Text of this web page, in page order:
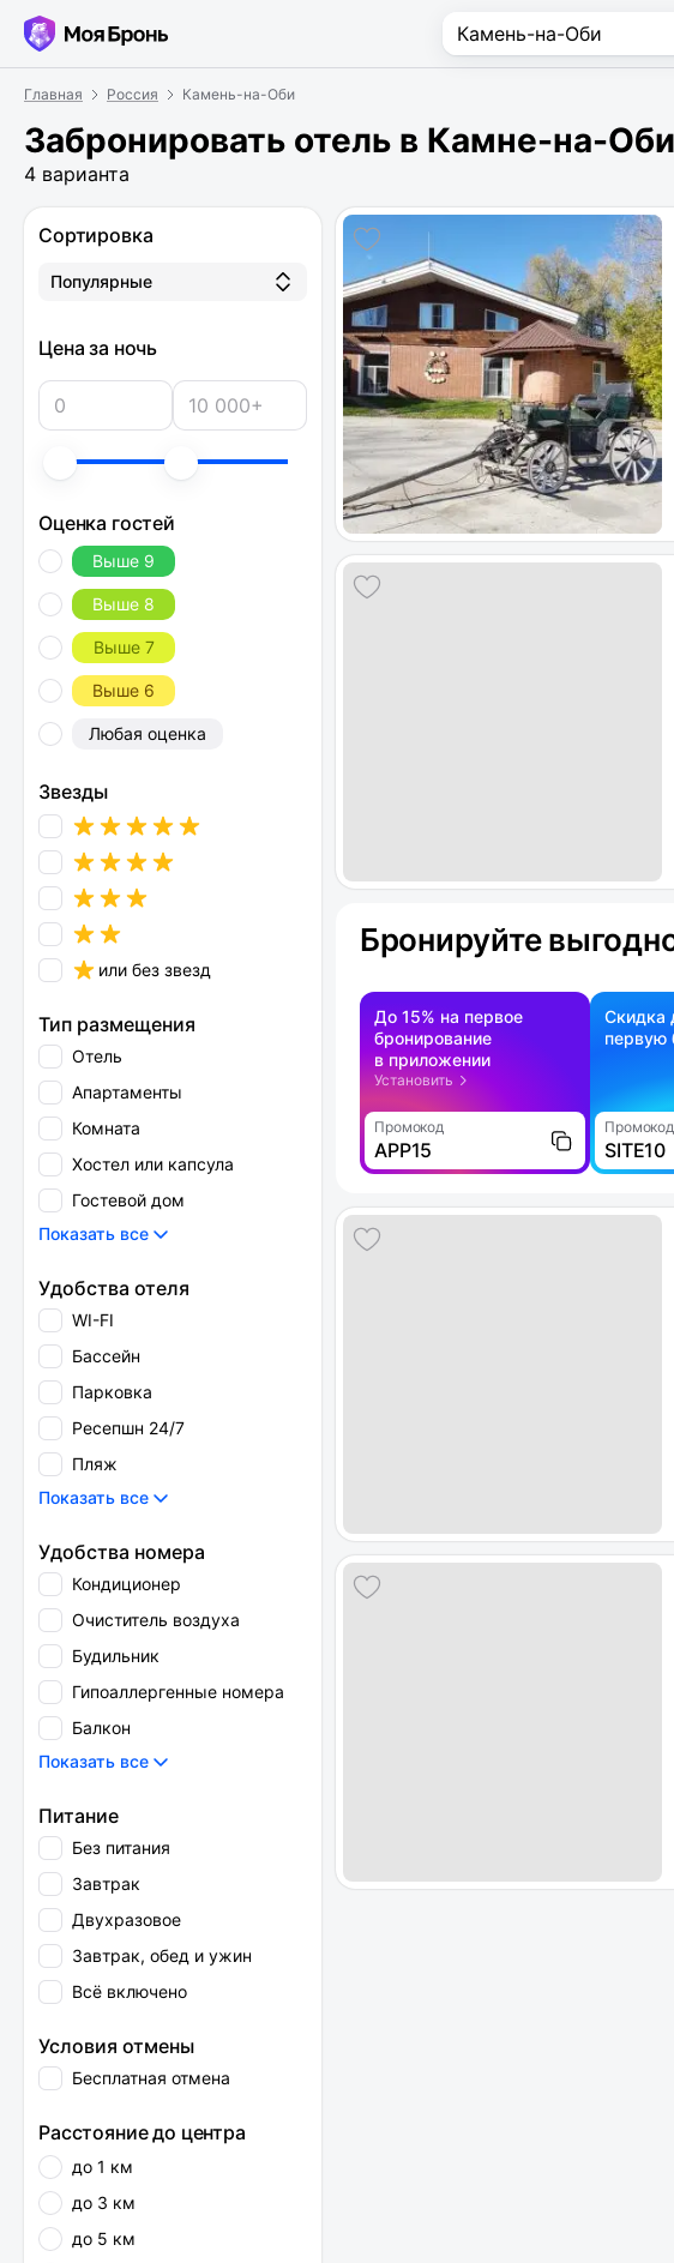
Главная Россия Камень-на-Оби
Забронировать отель в Камне-на-Оби
4 варианта
Сортировка
Популярные
Цена за ночь
Оценка гостей
Выше 9
Выше 8
Выше 7
Выше 6
Любая оценка
Звезды
или без звезд
Тип размещения
Отель
Апартаменты
Комната
Хостел или капсула
Гостевой дом
Показать все
Удобства отеля
WI-FI
Бассейн
Парковка
Ресепшн 24/7
Пляж
Показать все
Удобства номера
Кондиционер
Очиститель воздуха
Будильник
Гипоаллергенные номера
Балкон
Показать все
Питание
Без питания
Завтрак
Двухразовое
Завтрак, обед и ужин
Всё включено
Условия отмены
Бесплатная отмена
Расстояние до центра
до 1 км
до 3 км
до 5 км
Бронируйте
До 15% на первое
бронирование
в приложении
Установить
Промокод
APP15
Скидка
первую
Промокод
SITE10